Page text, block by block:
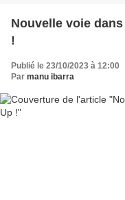
Nouvelle voie
!
Publié le 23/10/2023 à 12:00
Par manu ibarra